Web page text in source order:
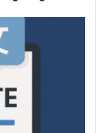
سيفاجئك